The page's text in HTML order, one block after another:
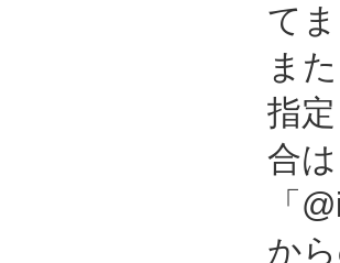
て
ま
指
合
「
か